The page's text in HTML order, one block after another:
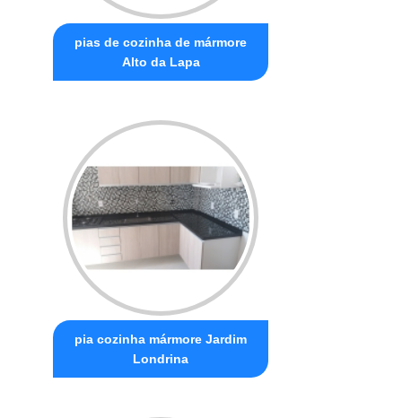
pias de cozinha de mármore
Alto da Lapa
pia cozinha mármore Jardim
Londrina